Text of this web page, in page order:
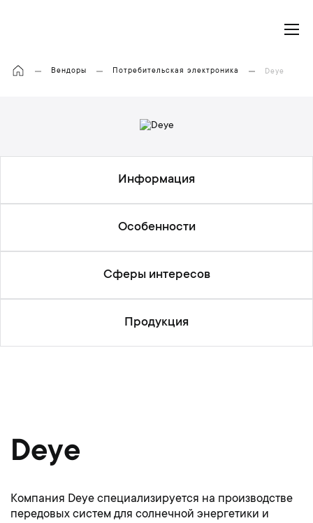
Вендоры Потребительская электроника Deye
Информация
Особенности
Сферы интересов
Продукция
Deye
Компания Deye специализируется на производстве
передовых систем для солнечной энергетики и